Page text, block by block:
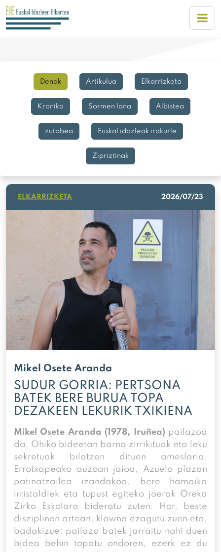
Denak Artikulua Elkarrizketa
Kronika Sormen lana Albistea
zutabea Euskal idazleak irakurle
Zipriztinak
ELKARRIZKETA 2026/07/23
Mikel Osete Aranda
SUDUR GORRIA: PERTSONA
BATEK BERE BURUA TOPA
DEZAKEEN LEKURIK TXIKIENA
Mikel Osete Aranda (1978, Iruñea) pailazoa
da. Ohiko bideetan barna zirrikituak eta leku
sekretuak bilatzen dituen ameslaria.
Errotxapeako auzoan jaioa, Azuelo plazan
patinatzailea izandakoa, bere hamaika
irristaldiek eta tupust egiteko joerak Oreka
Zirko Eskolara bideratu zuten. Hor, beste
disziplinen artean, klowna ezagutu zuen eta,
badakizue: pailazo batek jarraitu nahi duen
bidea behin topatu ondoren, ezerk ez du